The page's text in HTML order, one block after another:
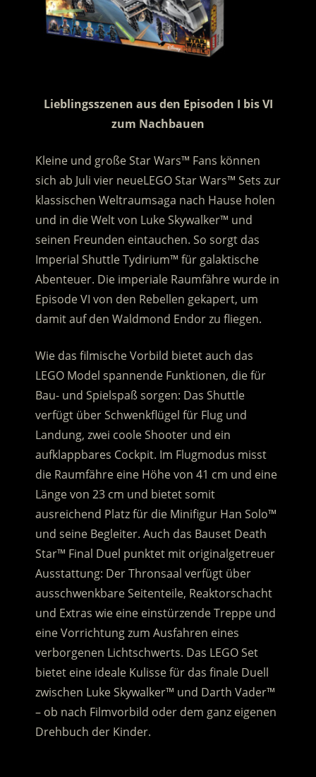
Lieblingsszenen aus den Episoden I bis VI
zum Nachbauen
Kleine und große Star Wars™ Fans können
sich ab Juli vier neueLEGO Star Wars™ Sets zur
klassischen Weltraumsaga nach Hause holen
und in die Welt von Luke Skywalker™ und
seinen Freunden eintauchen. So sorgt das
Imperial Shuttle Tydirium™ für galaktische
Abenteuer. Die imperiale Raumfähre wurde in
Episode VI von den Rebellen gekapert, um
damit auf den Waldmond Endor zu fliegen.
Wie das filmische Vorbild bietet auch das
LEGO Model spannende Funktionen, die für
Bau- und Spielspaß sorgen: Das Shuttle
verfügt über Schwenkflügel für Flug und
Landung, zwei coole Shooter und ein
aufklappbares Cockpit. Im Flugmodus misst
die Raumfähre eine Höhe von 41 cm und eine
Länge von 23 cm und bietet somit
ausreichend Platz für die Minifigur Han Solo™
und seine Begleiter. Auch das Bauset Death
Star™ Final Duel punktet mit originalgetreuer
Ausstattung: Der Thronsaal verfügt über
ausschwenkbare Seitenteile, Reaktorschacht
und Extras wie eine einstürzende Treppe und
eine Vorrichtung zum Ausfahren eines
verborgenen Lichtschwerts. Das LEGO Set
bietet eine ideale Kulisse für das finale Duell
zwischen Luke Skywalker™ und Darth Vader™
– ob nach Filmvorbild oder dem ganz eigenen
Drehbuch der Kinder.